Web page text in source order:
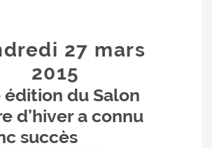
27 mars
2015
édition du Salon
d’hiver a connu
succès